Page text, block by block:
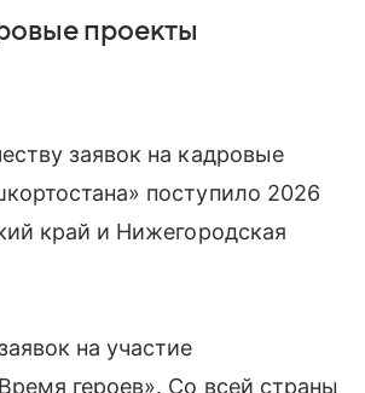
проекты
заявок на кадровые
поступило 2026
край и Нижегородская
на участие
героев». Со всей страны